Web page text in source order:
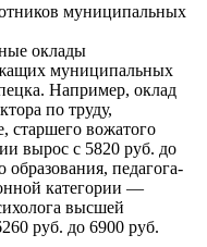
муниципальных
оклады
муниципальных
Например, оклад
по труду,
старшего вожатого
вырос с 5820 руб. до
образования, педагога-
категории —
высшей
руб. до 6900 руб.